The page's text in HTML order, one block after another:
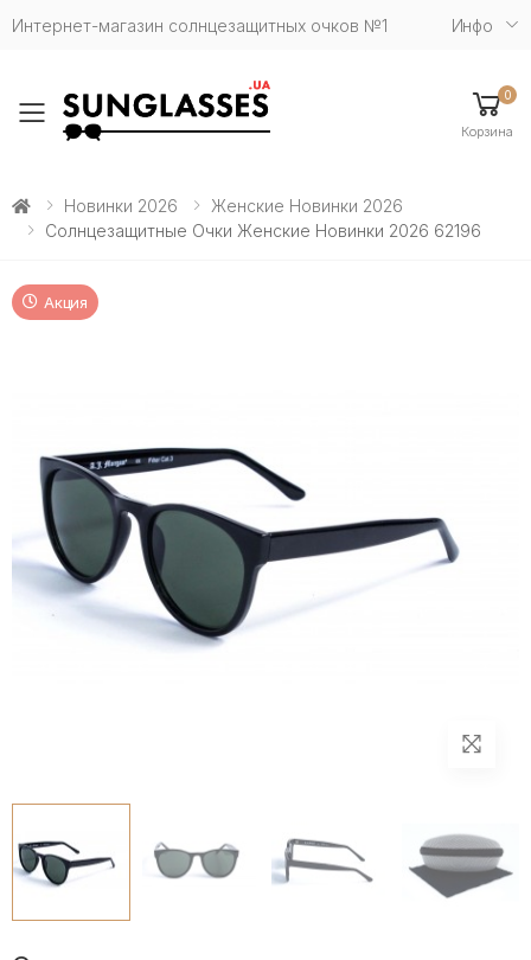
Интернет-магазин солнцезащитных очков №1 Инфо
Toggle mobile menu
0
Корзина
Новинки 2026
Женские Новинки 2026
Солнцезащитные Очки Женские Новинки 2026 62196
Акция